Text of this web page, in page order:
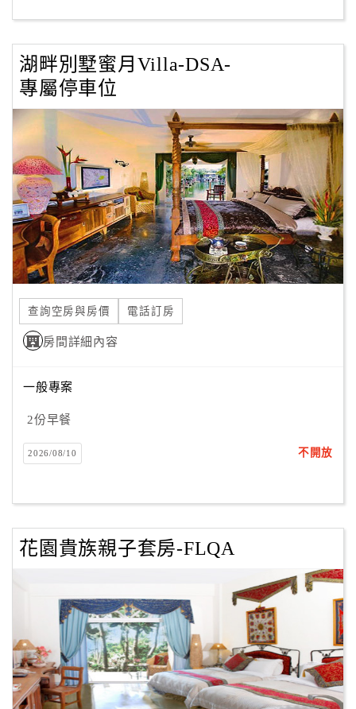
服
絡
單
上
客
服
紅
利
查
詢
Q&A
訂
房
收
據
合
湖畔別墅蜜月Villa-DSA-
專屬停車位
查詢空房與房價 電話訂房
房間詳細內容
一般專案
2份早餐
2026/08/10 不開放
花園貴族親子套房-FLQA